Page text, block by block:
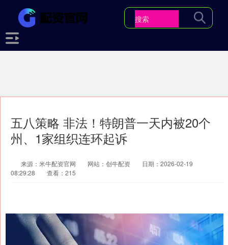
五八策略 非法！特朗普一天内被20个
州、1家组织连环起诉
来源：米牛配资官网 网站：创牛配资
日期：2026-02-19
08:29:28
查看：215